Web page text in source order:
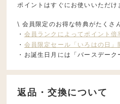
ポイントはすぐにお使いいただけ
\ 会員限定のお得な特典がたくさ
・ 会員ランクによってポイント倍
・ 会員限定セール「いろはの日」
・お誕生日月には「バースデーク
返品・交換について